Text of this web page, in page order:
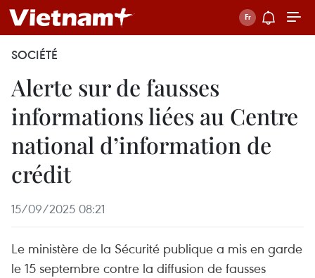
SOCIÉTÉ
Alerte sur de fausses
informations liées au Centre
national d’information de
crédit
15/09/2025 08:21
Le ministère de la Sécurité publique a mis en garde
le 15 septembre contre la diffusion de fausses